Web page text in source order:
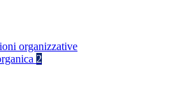
organizzative
2